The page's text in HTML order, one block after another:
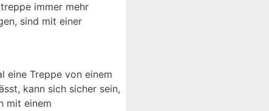
immer mehr
sind mit einer
eine Treppe von einem
kann sich sicher sein,
mit einem